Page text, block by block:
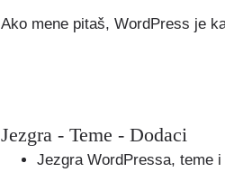
Ako mene pitaš, WordPress je
Jezgra - Teme - Dodaci
Jezgra WordPressa, teme